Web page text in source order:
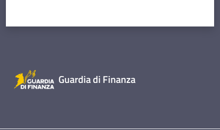
Guardia di Finanza